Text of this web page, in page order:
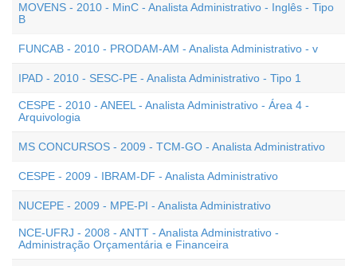
MOVENS - 2010 - MinC - Analista Administrativo - Inglês - Tipo
B
FUNCAB - 2010 - PRODAM-AM - Analista Administrativo - v
IPAD - 2010 - SESC-PE - Analista Administrativo - Tipo 1
CESPE - 2010 - ANEEL - Analista Administrativo - Área 4 -
Arquivologia
MS CONCURSOS - 2009 - TCM-GO - Analista Administrativo
CESPE - 2009 - IBRAM-DF - Analista Administrativo
NUCEPE - 2009 - MPE-PI - Analista Administrativo
NCE-UFRJ - 2008 - ANTT - Analista Administrativo -
Administração Orçamentária e Financeira